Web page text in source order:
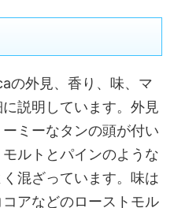
の外見、香り、味、マ
説明しています。外見
ミーなタンの頭が付い
ルトとパインのような
混ざっています。味は
アなどのローストモル